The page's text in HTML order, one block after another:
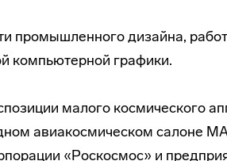
промышленного дизайна,
компьютерной графики.
малого космического
авиакосмическом салоне
«Роскосмос» и